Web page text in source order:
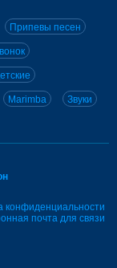
Припевы песен
Marimba Звуки
конфиденциальности
почта для связи